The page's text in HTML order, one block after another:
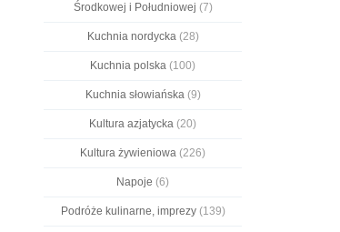
Środkowej i Południowej (7)
Kuchnia nordycka(28)
Kuchnia polska (100)
Kuchnia słowiańska(9)
Kultura azjatycka (20)
Kultura żywieniowa (226)
Napoje (6)
Podróże kulinarne, imprezy(139)